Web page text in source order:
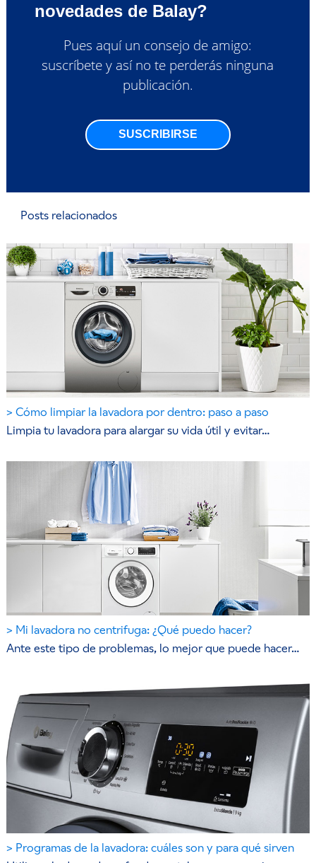
novedades de Balay?
Pues aquí un consejo de amigo:
suscríbete y así no te perderás ninguna
publicación.
SUSCRIBIRSE
Posts relacionados
Cómo limpiar la lavadora por dentro: paso a paso
Limpia tu lavadora para alargar su vida útil y evitar…
Mi lavadora no centrifuga: ¿Qué puedo hacer?
Ante este tipo de problemas, lo mejor que puede hacer…
Programas de la lavadora: cuáles son y para qué sirven